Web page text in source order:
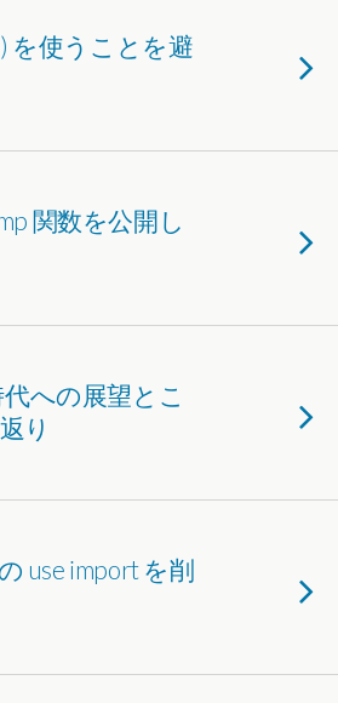
を使うことを避
関数を公開し
代への展望とこ
り
use import を削